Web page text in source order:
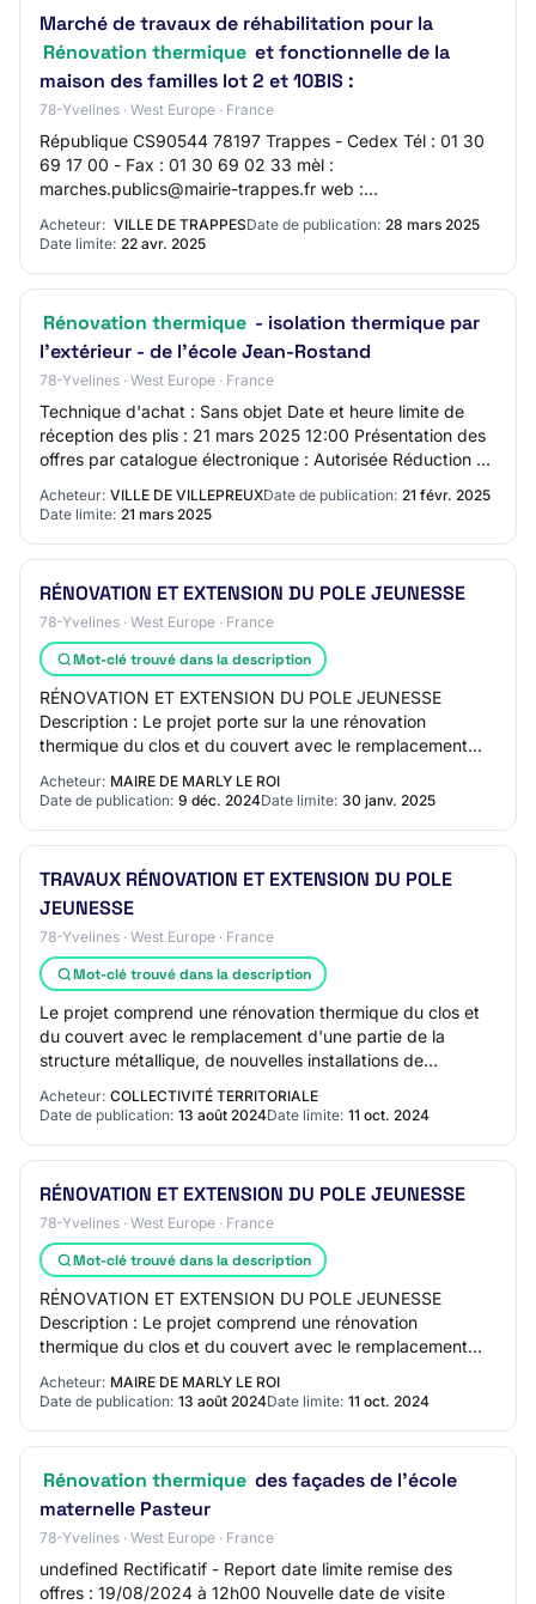
Marché de travaux de réhabilitation pour la
Rénovation thermique et fonctionnelle de la
maison des familles lot 2 et 10BIS :
78-Yvelines · West Europe · France
République CS90544 78197 Trappes - Cedex Tél : 01 30
69 17 00 - Fax : 01 30 69 02 33 mèl :
marches.publics@mairie-trappes.fr web :
Groupement de commandes :…
Acheteur: VILLE DE TRAPPESDate de publication: 28 mars 2025
Date limite: 22 avr. 2025
Rénovation thermique - isolation thermique par
l'extérieur - de l'école Jean-Rostand
78-Yvelines · West Europe · France
Technique d'achat : Sans objet Date et heure limite de
réception des plis : 21 mars 2025 12:00 Présentation des
offres par catalogue électronique : Autorisée Réduction du
Acheteur: VILLE DE VILLEPREUXDate de publication: 21 févr. 2025
Date limite: 21 mars 2025
RÉNOVATION ET EXTENSION DU POLE JEUNESSE
78-Yvelines · West Europe · France
Mot-clé trouvé dans la description
RÉNOVATION ET EXTENSION DU POLE JEUNESSE
Description : Le projet porte sur la une rénovation
thermique du clos et du couvert avec le remplacement
Acheteur: MAIRE DE MARLY LE ROI
Date de publication: 9 déc. 2024Date limite: 30 janv. 2025
TRAVAUX RÉNOVATION ET EXTENSION DU POLE
JEUNESSE
78-Yvelines · West Europe · France
Mot-clé trouvé dans la description
Le projet comprend une rénovation thermique du clos et
du couvert avec le remplacement d'une partie de la
structure métallique, de nouvelles installations de
chauffage et de ventilation, les mises au…
Acheteur: COLLECTIVITÉ TERRITORIALE
Date de publication: 13 août 2024Date limite: 11 oct. 2024
RÉNOVATION ET EXTENSION DU POLE JEUNESSE
78-Yvelines · West Europe · France
Mot-clé trouvé dans la description
RÉNOVATION ET EXTENSION DU POLE JEUNESSE
Description : Le projet comprend une rénovation
thermique du clos et du couvert avec le remplacement
Acheteur: MAIRE DE MARLY LE ROI
Date de publication: 13 août 2024Date limite: 11 oct. 2024
Rénovation thermique des façades de l'école
maternelle Pasteur
78-Yvelines · West Europe · France
undefined Rectificatif - Report date limite remise des
offres : 19/08/2024 à 12h00 Nouvelle date de visite